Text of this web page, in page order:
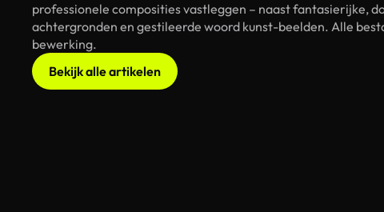
professionele composities vastleggen – naast fantasierijke,
achtergronden en gestileerde woord kunst-beelden. Alle
bewerking.
Bekijk alle artikelen